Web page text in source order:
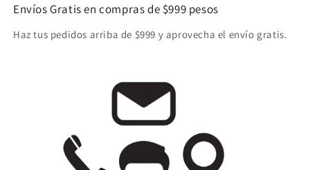
Envíos Gratis en compras de $999 pesos
Haz tus pedidos arriba de $999 y aprovecha el envío gratis.